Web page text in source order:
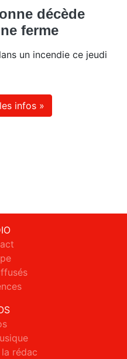
décède
ferme
un incendie ce jeudi
infos »
rédac